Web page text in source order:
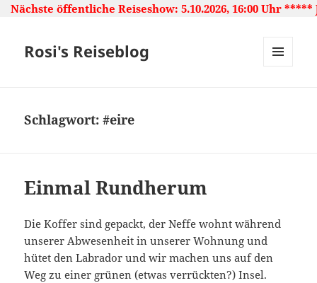
Reiseshow: 5.10.2026, 16:00 Uhr ***** Japan: Land
Rosi's Reiseblog
Schlagwort:#eire
Einmal Rundherum
Die Koffer sind gepackt, der Neffe wohnt während
unserer Abwesenheit in unserer Wohnung und
hütet den Labrador und wir machen uns auf den
Weg zu einer grünen (etwas verrückten?) Insel.